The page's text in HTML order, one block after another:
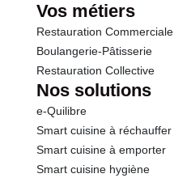
Vos métiers
Restauration Commerciale
Boulangerie-Pâtisserie
Restauration Collective
Nos solutions
e-Quilibre
Smart cuisine à réchauffer
Smart cuisine à emporter
Smart cuisine hygiène